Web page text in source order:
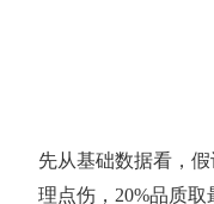
先从基础数据看，
理点伤，20%品质